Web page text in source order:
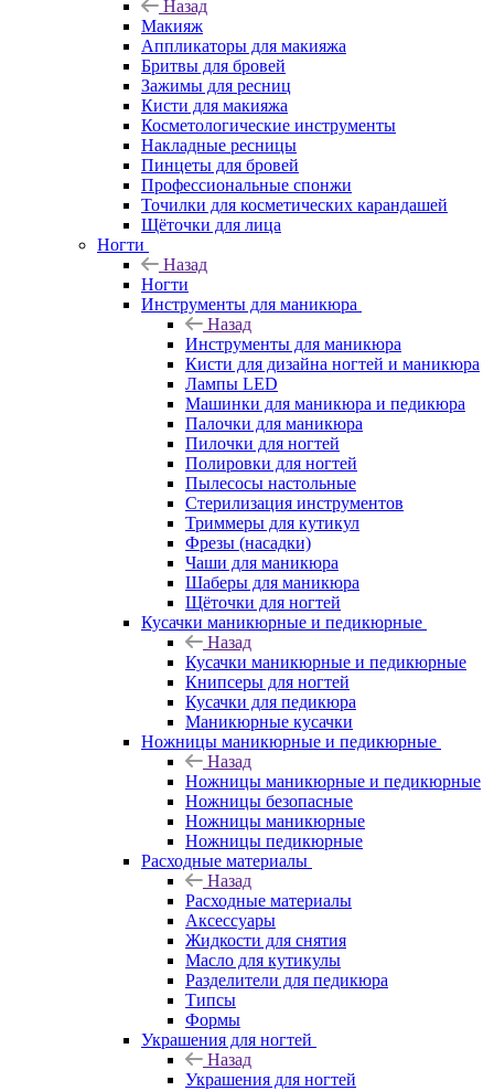
Назад
Макияж
Аппликаторы для макияжа
Бритвы для бровей
Зажимы для ресниц
Кисти для макияжа
Косметологические инструменты
Накладные ресницы
Пинцеты для бровей
Профессиональные спонжи
Точилки для косметических карандашей
Щёточки для лица
Ногти
Назад
Ногти
Инструменты для маникюра
Назад
Инструменты для маникюра
Кисти для дизайна ногтей и маникюра
Лампы LED
Машинки для маникюра и педикюра
Палочки для маникюра
Пилочки для ногтей
Полировки для ногтей
Пылесосы настольные
Стерилизация инструментов
Триммеры для кутикул
Фрезы (насадки)
Чаши для маникюра
Шаберы для маникюра
Щёточки для ногтей
Кусачки маникюрные и педикюрные
Назад
Кусачки маникюрные и педикюрные
Книпсеры для ногтей
Кусачки для педикюра
Маникюрные кусачки
Ножницы маникюрные и педикюрные
Назад
Ножницы маникюрные и педикюрные
Ножницы безопасные
Ножницы маникюрные
Ножницы педикюрные
Расходные материалы
Назад
Расходные материалы
Аксессуары
Жидкости для снятия
Масло для кутикулы
Разделители для педикюра
Типсы
Формы
Украшения для ногтей
Назад
Украшения для ногтей